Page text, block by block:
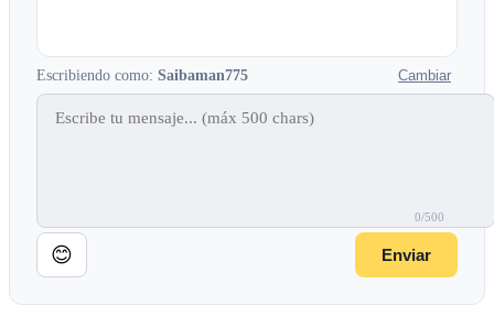
Escribiendo como: Saibaman775 Cambiar
0/500
😊 Enviar